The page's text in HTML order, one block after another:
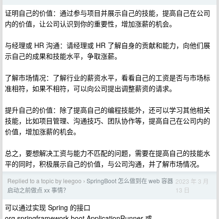
证明自己的价值：通过参与项目并展示自己的技能，提高自己在公司
内的价值，让公司认识到你的重要性，增加涨薪的机会。
与经理或 HR 沟通：请经理或 HR 了解自身的贡献和能力，向他们展
示自己的成果和技能水平，争取涨薪。
了解市场情况：了解行业的薪资水平，看看自己的工资是否与市场标
准相符，如果不相符，可以向公司提出调整薪资的请求。
提升自己的价值：除了提高自己的编程技能外，还可以学习其他相关
技能，比如项目管理、沟通技巧、团队协作等，提高自己在公司内的
价值，增加涨薪的机会。
总之，要想解决工资与能力不匹配的问题，需要在提高自己的技能水
平的同时，积极展示自己的价值，与公司沟通，并了解市场情况。
Replied to a topic by leegoo › SpringBoot 怎么做到在 web 容器
启动之前做点 xx 事情？
2023 年 3 月
13 日
可以通过实现 Spring 的接口